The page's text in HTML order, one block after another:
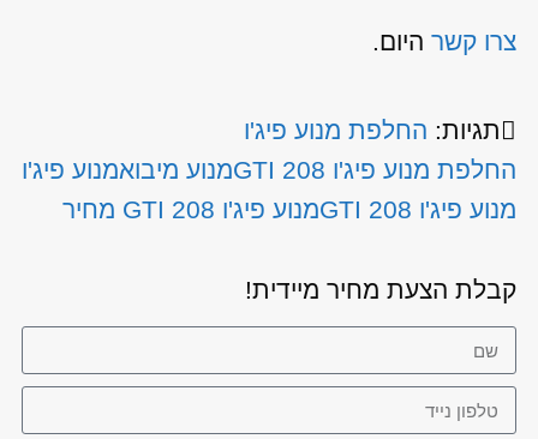
צרו קשרהיום.
תגיות: החלפת מנוע פיג'ו
החלפת מנוע פיג'ו 208 GTI
מנוע מיבואמנוע פיג'ו
מנוע פיג'ו 208 GTI
מנוע פיג'ו 208 GTI מחיר
קבלת הצעת מחיר מיידית!